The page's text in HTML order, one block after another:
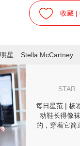
收藏 |
明星 Stella McCartney
STAR
每日星范 | 杨
动鞋长得像
的，穿着它简